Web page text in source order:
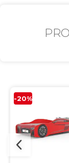
-20%